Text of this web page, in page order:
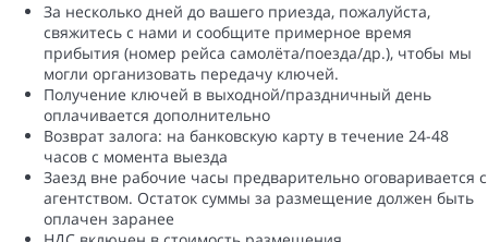
За несколько дней до вашего приезда, пожалуйста,
свяжитесь с нами и сообщите примерное время
прибытия (номер рейса самолёта/поезда/др.), чтобы мы
могли организовать передачу ключей.
Получение ключей в выходной/праздничный день
оплачивается дополнительно
Возврат залога: ​​на банковскую карту в течение 24-48
часов с момента выезда
Заезд вне рабочие часы предварительно оговаривается с
агентством. Остаток суммы за размещение должен быть
оплачен заранее